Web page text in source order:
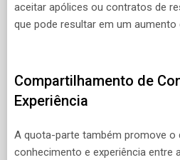
aceitar apólices ou contratos de
que pode resultar em um aumento
Compartilhamento de
Experiência
A quota-parte também promove o
conhecimento e experiência entre